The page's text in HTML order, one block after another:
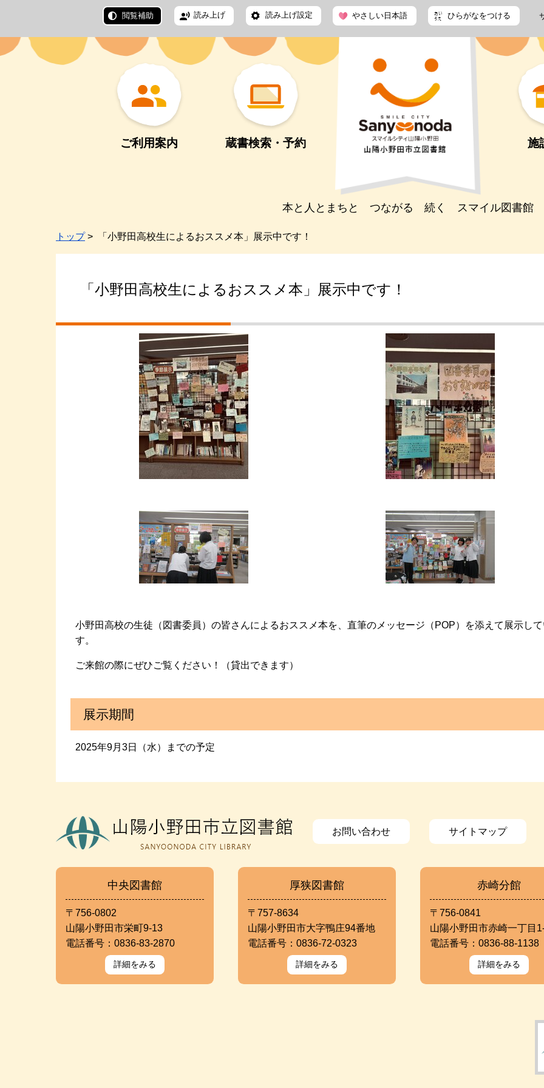
閲覧補助 読み上げ 読み上げ設定 やさしい日本語 ひらがなをつける
ご利用案内 蔵書検索・予約 施
本と人とまちと つながる 続く スマイル図書館
トップ> 「小野田高校生によるおススメ本」展示中です！
「小野田高校生によるおススメ本」展示中です！
小野田高校の生徒（図書委員）の皆さんによるおススメ本を、直筆のメッセージ（POP）を添えて展示し
す。
ご来館の際にぜひご覧ください！（貸出できます）
展示期間
2025年9月3日（水）までの予定
お問い合わせ サイトマップ
中央図書館
〒756-0802
山陽小野田市栄町9-13
電話番号：0836-83-2870
詳細をみる
厚狭図書館
〒757-8634
山陽小野田市大字鴨庄94番地
電話番号：0836-72-0323
詳細をみる
赤崎分館
〒756-0841
山陽小野田市赤崎一丁目
電話番号：0836-88-1138
詳細をみる